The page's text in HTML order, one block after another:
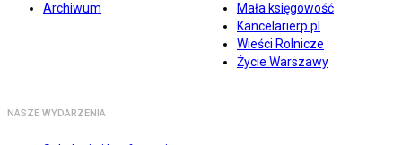
Archiwum
Mała księgowość
Kancelarierp.pl
Wieści Rolnicze
Życie Warszawy
NASZE WYDARZENIA